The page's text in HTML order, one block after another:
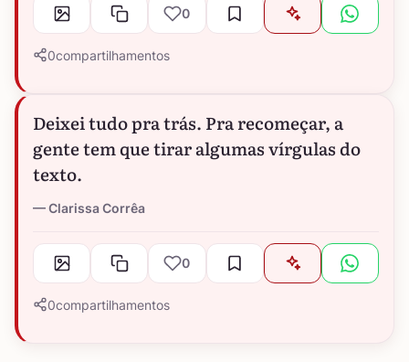
0
0compartilhamentos
Deixei tudo pra trás. Pra recomeçar, a
gente tem que tirar algumas vírgulas do
texto.
Clarissa Corrêa
0
0compartilhamentos